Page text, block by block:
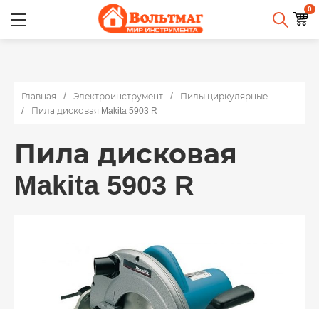
0
Главная Электроинструмент
Пилы циркулярные
Пила дисковая Makita 5903 R
Пила дисковая
Makita 5903 R